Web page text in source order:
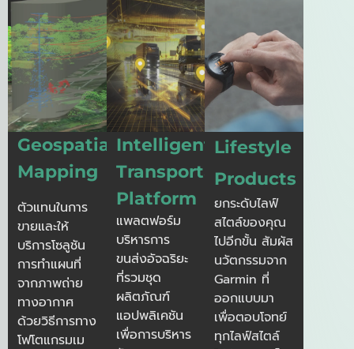
Geospatial
Mapping
ตัวแทนในการ
ขายและให้
บริการโซลูชัน
การทำแผนที่
จากภาพถ่าย
ทางอากาศ
ด้วยวิธีการทาง
โฟโตแกรมเม
Intelligent
Transportation
Platform
แพลตฟอร์ม
บริหารการ
ขนส่งอัจฉริยะ
ที่รวมชุด
ผลิตภัณฑ์
แอปพลิเคชัน
เพื่อการบริหาร
Lifestyle
Products
ยกระดับไลฟ์
สไตล์ของคุณ
ไปอีกขั้น สัมผัส
นวัตกรรมจาก
Garmin ที่
ออกแบบมา
เพื่อตอบโจทย์
ทุกไลฟ์สไตล์